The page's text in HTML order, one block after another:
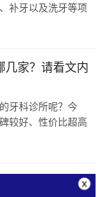
补牙以及洗牙等项
几家？请看文内
牙科诊所呢？今
较好、性价比超高